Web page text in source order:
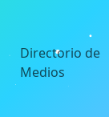
Directorio de
Medios